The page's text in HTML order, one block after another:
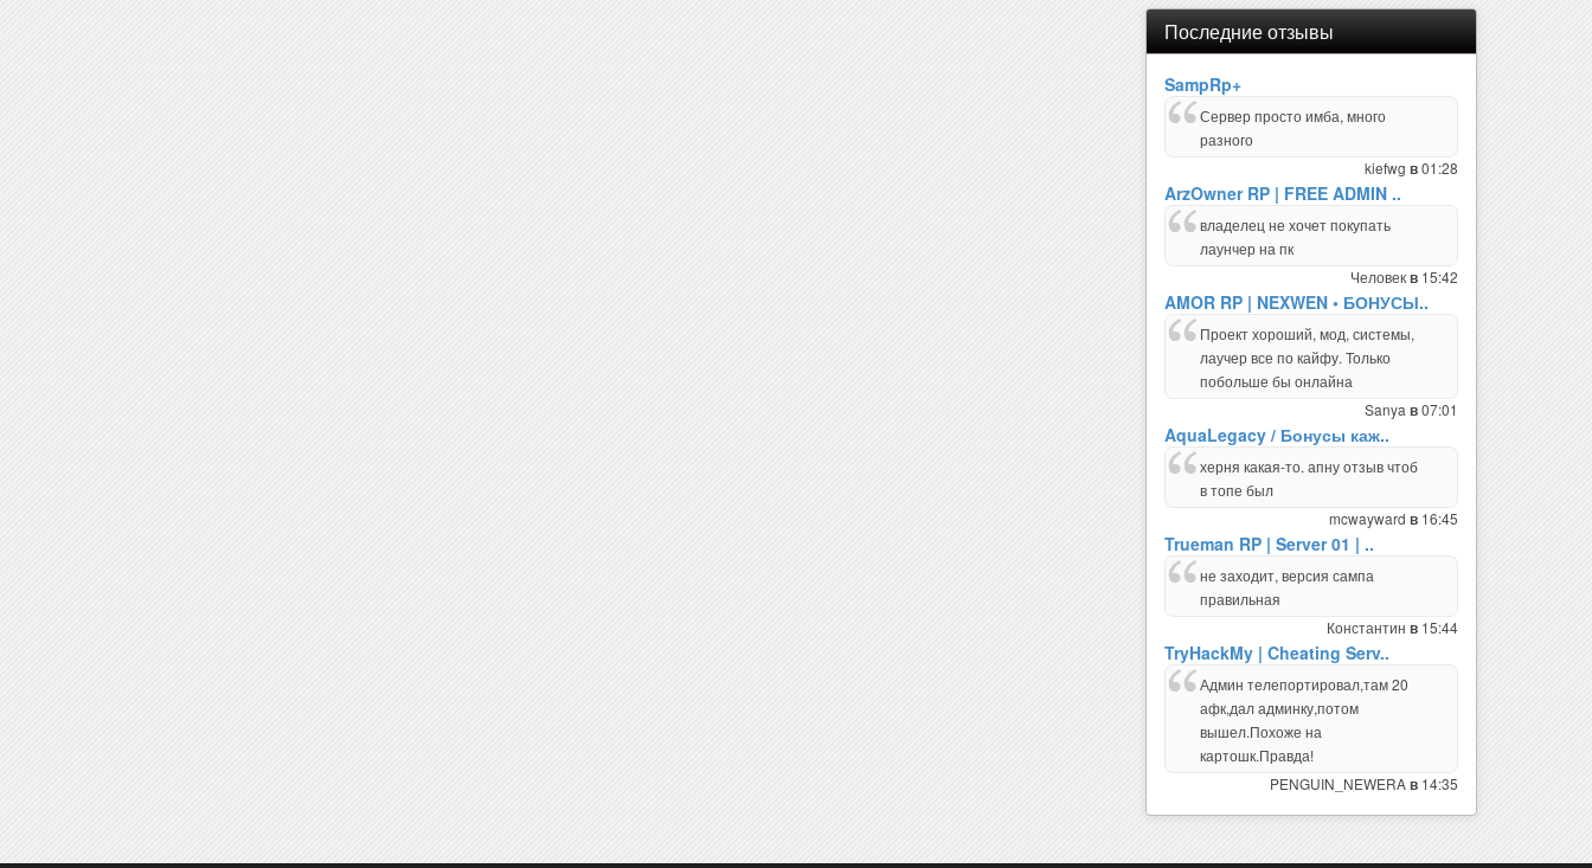
Последние отзывы
SampRp+
Сервер просто имба, много
разного
kiefwg в01:28
ArzOwner RP | FREE ADMIN ..
владелец не хочет покупать
лаунчер на пк
Человекв 15:42
AMOR RP | NEXWEN • БОНУСЫ..
Проект хороший, мод, системы,
лаучер все по кайфу. Только
побольше бы онлайна
Sanya в07:01
AquaLegacy / Бонусы каж..
херня какая-то. апну отзыв чтоб
в топе был
mcwayward в 16:45
Trueman RP | Server 01 | ..
не заходит, версия сампа
правильная
Константин в 15:44
TryHackMy | Cheating Serv..
Админ телепортировал,там 20
афк,дал админку,потом
вышел.Похоже на
картошк.Правда!
PENGUIN_NEWERAв 14:35